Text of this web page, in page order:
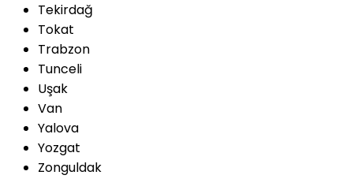
Tekirdağ
Tokat
Trabzon
Tunceli
Uşak
Van
Yalova
Yozgat
Zonguldak